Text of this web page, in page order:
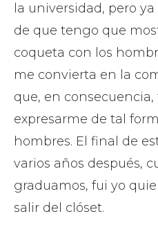
la universidad, pero
de que tengo que
coqueta con los
me convierta en la
que, en
expresarme de tal
hombres. El final de
varios años después,
graduamos, fui yo
salir del clóset.